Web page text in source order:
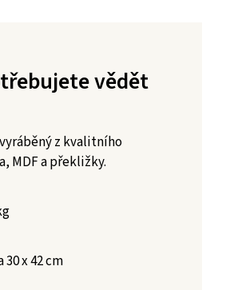
vědět
z kvalitního
MDF a překližky.
x 42 cm